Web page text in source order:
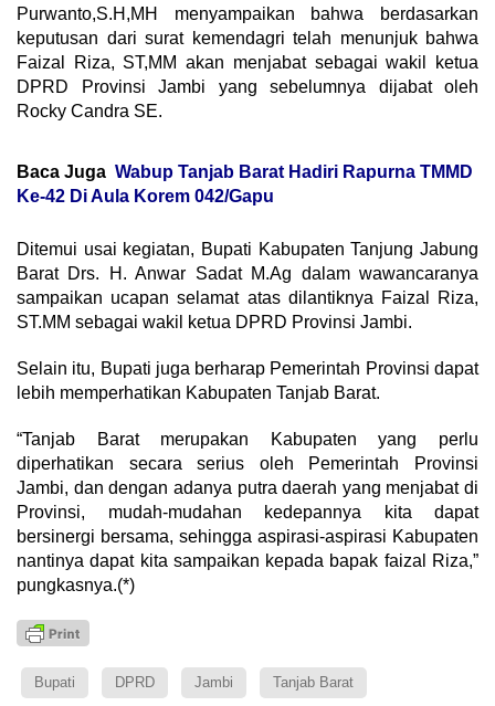
Purwanto,S.H,MH menyampaikan bahwa berdasarkan
keputusan dari surat kemendagri telah menunjuk bahwa
Faizal Riza, ST,MM akan menjabat sebagai wakil ketua
DPRD Provinsi Jambi yang sebelumnya dijabat oleh
Rocky Candra SE.
Baca Juga Wabup Tanjab Barat Hadiri Rapurna TMMD
Ke-42 Di Aula Korem 042/Gapu
Ditemui usai kegiatan, Bupati Kabupaten Tanjung Jabung
Barat Drs. H. Anwar Sadat M.Ag dalam wawancaranya
sampaikan ucapan selamat atas dilantiknya Faizal Riza,
ST.MM sebagai wakil ketua DPRD Provinsi Jambi.
Selain itu, Bupati juga berharap Pemerintah Provinsi dapat
lebih memperhatikan Kabupaten Tanjab Barat.
“Tanjab Barat merupakan Kabupaten yang perlu
diperhatikan secara serius oleh Pemerintah Provinsi
Jambi, dan dengan adanya putra daerah yang menjabat di
Provinsi, mudah-mudahan kedepannya kita dapat
bersinergi bersama, sehingga aspirasi-aspirasi Kabupaten
nantinya dapat kita sampaikan kepada bapak faizal Riza,”
pungkasnya.(*)
Bupati DPRD Jambi Tanjab Barat